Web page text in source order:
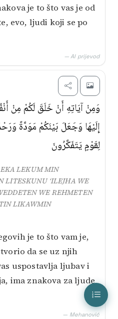
je to što vas je od
evo, ljudi koji se po
— AI prijevod
وَمِنْ آيَاتِهِ أَنْ خَلَقَ لَكُمْ مِنْ
إِلَيْهَا وَجَعَلَ بَيْنَكُمْ مَوَدَّةً
لِقَوْمٍ يَتَفَكَّرُونَ
LEKUM MIN
LITESKUNU ‘ILEJHA WE
WE REHMETEN
LIKAWMIN
je to što vam je,
da se uz njih
uspostavlja ljubav i
ima znakova za ljude
— Mehanović